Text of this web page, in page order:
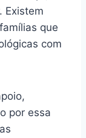
Existem
que
com
por essa